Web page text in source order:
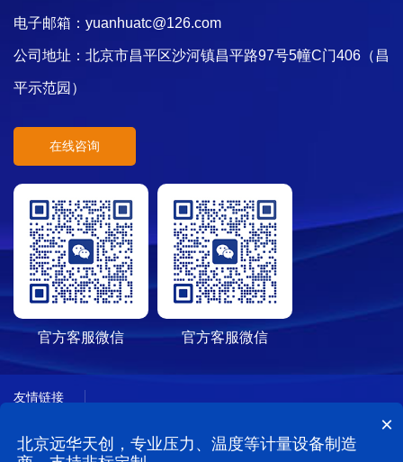
电子邮箱：yuanhuatc@126.com
公司地址：北京市昌平区沙河镇昌平路97号5幢C门406（昌
平示范园）
在线咨询
官方客服微信 官方客服微信
友情链接
Copyright © 2015-2024 北京远华天创科技责任有限公司 版权所有
×
北京远华天创，专业压力、温度等计量设备制造